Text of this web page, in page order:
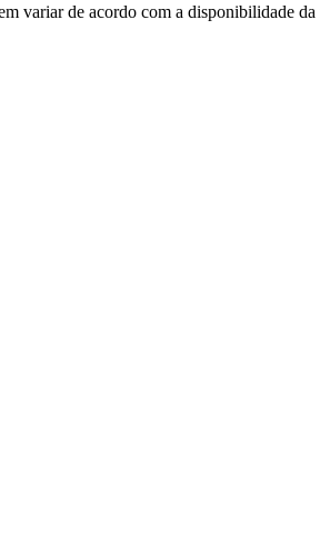
variar de acordo com a disponibilidade